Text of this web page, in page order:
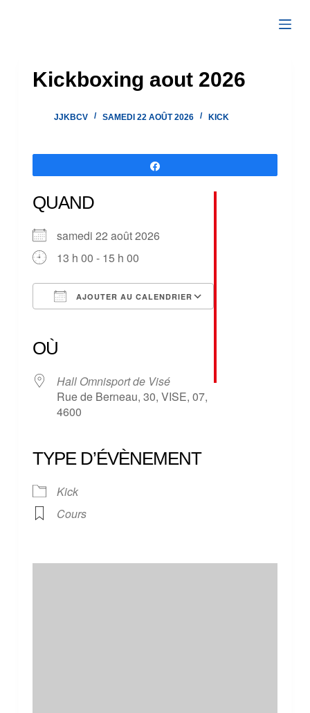
Kickboxing aout 2026
JJKBCV SAMEDI 22 AOÛT 2026 KICK
QUAND
samedi 22 août 2026
13 h 00 - 15 h 00
AJOUTER AU CALENDRIER
OÙ
Hall Omnisport de Visé
Rue de Berneau, 30, VISE, 07,
4600
TYPE D’ÉVÈNEMENT
Kick
Cours